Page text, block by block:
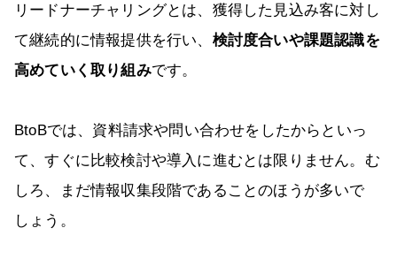
リードナーチャリングとは、獲得した見込み客に対し
て継続的に情報提供を行い、 検討度合いや課題認識を
高めていく取り組みです。
BtoBでは、資料請求や問い合わせをしたからといっ
て、すぐに比較検討や導入に進むとは限りません。む
しろ、まだ情報収集段階であることのほうが多いで
しょう。